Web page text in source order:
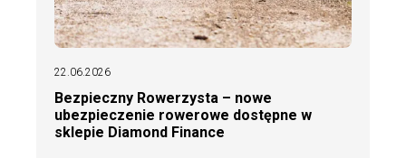
22.06.2026
Bezpieczny Rowerzysta – nowe
ubezpieczenie rowerowe dostępne w
sklepie Diamond Finance